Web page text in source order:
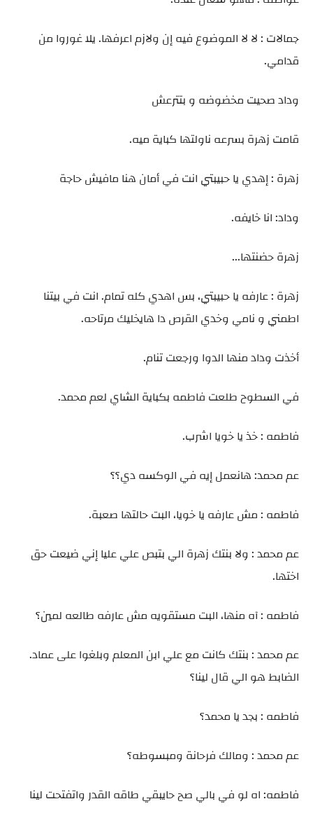
جمالات : لا لا الموضوع فيه إن ولازم اعرفها. يلا غوروا من
قدامي.
وداد صحيت مخضوضه و بتترعش
قامت زهرة بسرعه ناولتها كباية ميه.
زهرة : إهدي يا حبيبتي انت في أمان هنا مافيش حاجة
وداد: انا خايفه.
زهرة حضنتها...
زهرة : عارفه يا حبيبتي، بس اهدي كله تمام. انت في بيتنا
اطمني و نامي وخدي القرص دا هايخليك مرتاحه.
أخذت وداد منها الدوا ورجعت تنام.
في السطوح طلعت فاطمه بكباية الشاي لعم محمد.
فاطمه : خذ يا خويا اشرب.
عم محمد: هانعمل إيه في الوكسه دي؟؟
فاطمه : مش عارفه يا خويا، البت حالتها صعبة.
عم محمد : ولا بنتك زهرة الي بتبص علي عليا إني ضيعت حق
اختها.
فاطمه : آه منها، البت مستقويه مش عارفه طالعه لمين؟
عم محمد : بنتك كانت مع علي ابن المعلم وبلغوا على عماد.
الضابط هو الي قال لينا؟
فاطمه : بجد يا محمد؟
عم محمد : ومالك فرحانة ومبسوطه؟
فاطمه: اه لو في بالي صح حايبقي طاقه القدر واتفتحت لينا